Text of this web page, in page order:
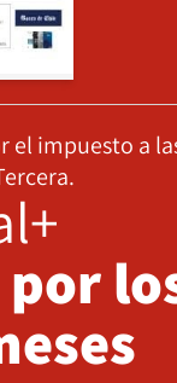
el impuesto a